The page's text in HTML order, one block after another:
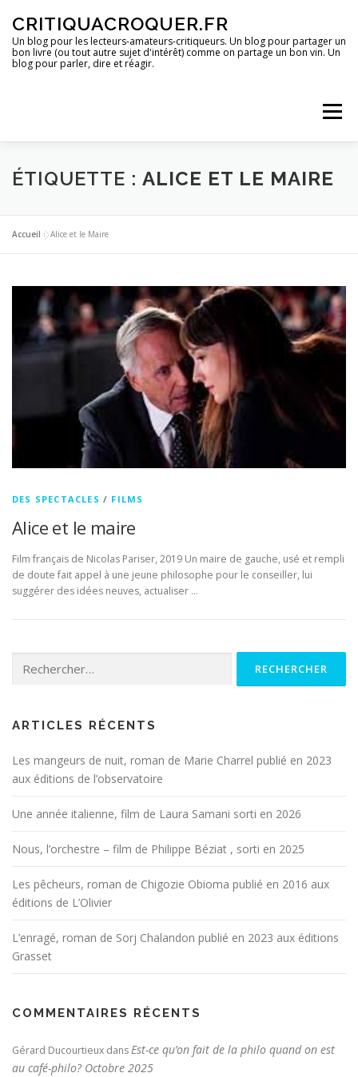
contenu
CRITIQUACROQUER.FR
Un blog pour les lecteurs-amateurs-critiqueurs. Un blog pour partager un
bon livre (ou tout autre sujet d'intérêt) comme on partage un bon vin. Un
blog pour parler, dire et réagir.
Menu
ACCUEIL UN BLOG ? DES LIVRES
DES IMAGES
DES BONS PLANS
ÉTIQUETTE : ALICE ET LE MAIRE
Accueil »Alice et le Maire
DES SPECTACLES / FILMS
Alice et le maire
Film français de Nicolas Pariser, 2019 Un maire de gauche, usé et rempli
de doute fait appel à une jeune philosophe pour le conseiller, lui
suggérer des idées neuves, actualiser …
ARTICLES RÉCENTS
Les mangeurs de nuit, roman de Marie Charrel publié en 2023
aux éditions de l’observatoire
Une année italienne, film de Laura Samani sorti en 2026
Nous, l’orchestre – film de Philippe Béziat , sorti en 2025
Les pêcheurs, roman de Chigozie Obioma publié en 2016 aux
éditions de L’Olivier
L’enragé, roman de Sorj Chalandon publié en 2023 aux éditions
Grasset
COMMENTAIRES RÉCENTS
Gérard Ducourtieux dansEst-ce qu’on fait de la philo quand on est
au café-philo? Octobre 2025